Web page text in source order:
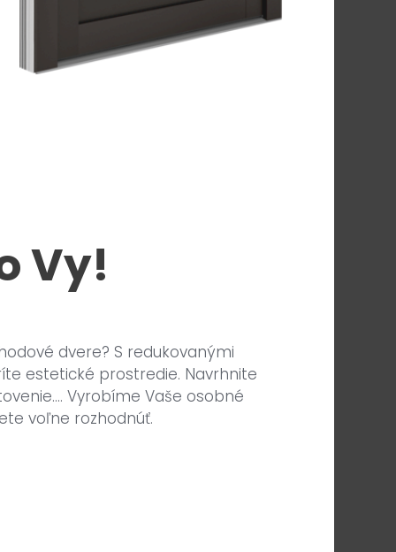
Vy!
dvere? S redukovanými
estetické prostredie. Navrhnite
Vyrobíme Vaše osobné
voľne rozhodnúť.